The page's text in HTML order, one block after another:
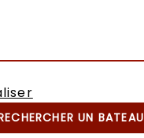
UN BATEAU